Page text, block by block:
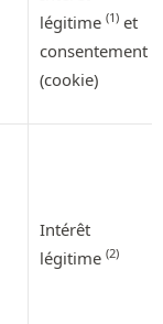
légitime (1) et
consentement
(cookie)
Intérêt
légitime (2)